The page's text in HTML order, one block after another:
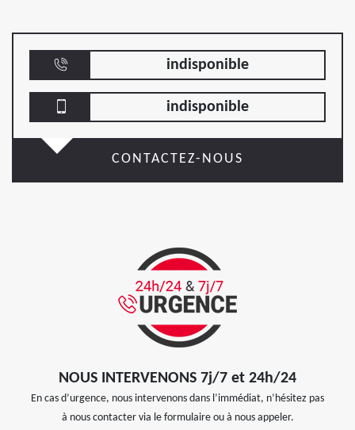
indisponible
indisponible
CONTACTEZ-NOUS
NOUS INTERVENONS 7j/7 et 24h/24
En cas d’urgence, nous intervenons dans l’immédiat, n’hésitez pas
à nous contacter via le formulaire ou à nous appeler.